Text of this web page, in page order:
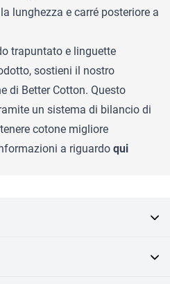
lunghezza e carré posteriore a
trapuntato e linguette
sostieni il nostro
di Better Cotton. Questo
un sistema di bilancio di
cotone migliore
a riguardo qui